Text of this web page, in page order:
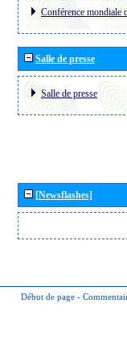
Conférence mondiale
Salle de presse
Salle de presse
[Newsflashes]
Début de page -